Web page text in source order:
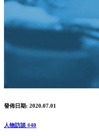
發佈日期: 2020.07.01
人物訪談 #40